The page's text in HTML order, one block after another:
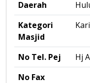
Daerah
Kategori
Masjid
No Tel. Pej
Hj
No Fax